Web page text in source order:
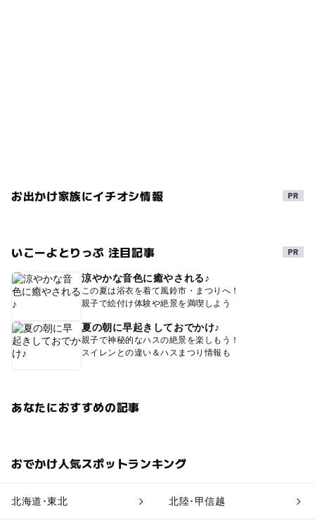
お出かけ家族にイチオシ情報
いこーよとりっぷ 注目記事
涼やかな音色に癒やされる♪
この夏は浴衣を着て風鈴市・まつりへ！
親子で絵付け体験や絶景を満喫しよう
夏の朝に早起きしておでかけ♪
親子で神秘的なハスの絶景を楽しもう！
スイレンとの違い＆ハスまつり情報も
あなたにおすすめの記事
おでかけ人気スポットランキング
北海道･東北 北陸･甲信越